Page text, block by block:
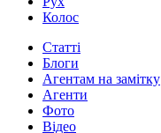
Колос
Статті
Блоги
Агентам на замітку
Агенти
Фото
Відео